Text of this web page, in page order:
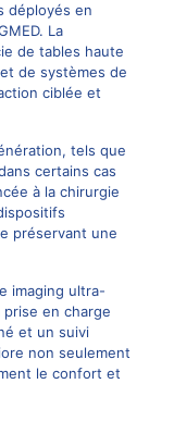
déployés en
La
de tables haute
de systèmes de
ciblée et
tels que
certains cas
à la chirurgie
préservant une
imaging ultra-
prise en charge
et un suivi
non seulement
le confort et